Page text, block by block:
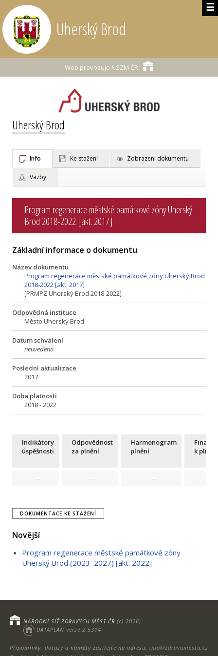
☰
Uherský Brod
Web provozuje NSZM ČR
Uherský Brod
Info Ke stažení Zobrazení dokumentu
Vazby
Program regenerace městské památkové zóny Uherský
Brod 2018-2022 [akt. 2017]
Základní informace o dokumentu
Název dokumentu
Program regenerace městské památkové zóny Uherský Brod
2018-2022 [akt. 2017]
[PRMPZ Uherský Brod 2018-2022]
Odpovědná instituce
Město Uherský Brod
Datum schválení
neuvedeno
Poslední aktualizace
2017
Doba platnosti
2018 - 2022
Indikátory
úspěšnosti
Odpovědnost
za plnění
Harmonogram
plnění
Finance
k plnění
-- -- -- --
DOKUMENTACE KE STAŽENÍ
Novější
Program regenerace městské památkové zóny
Uherský Brod (2023–2027) [akt. 2022]
Připomínky, dotazy a náměty zasílejte na adresu: info@zdravamesta.cz
NÁRODNÍ SÍŤ ZDRAVÝCH MĚST ČR (c) 2026;
DATAPLÁN verze 2.5314